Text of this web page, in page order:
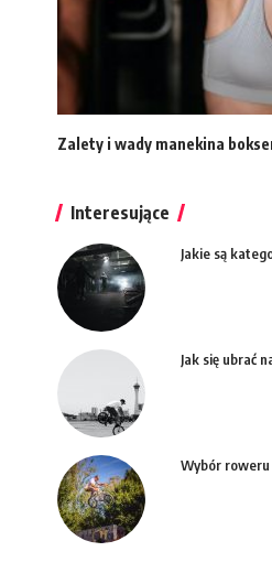
Zalety i wady manekina
Interesujące
Jakie są
Jak się ubrać
Wybór